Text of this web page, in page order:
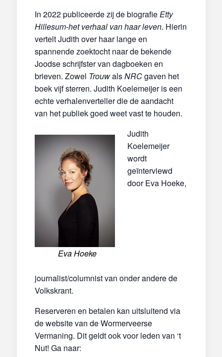
In 2022 publiceerde zij de biografie Etty
Hillesum-het verhaal van haar leven. Hierin
vertelt Judith over haar lange en
spannende zoektocht naar de bekende
Joodse schrijfster van dagboeken en
brieven. Zowel TrouwalsNRCgaven het
boek vijf sterren. Judith Koelemeijer is een
echte verhalenverteller die de aandacht
van het publiek goed weet vast te houden.
Eva Hoeke
Judith
Koelemeijer
wordt
geïnterviewd
door Eva Hoeke,
journalist/columnist van onder andere de
Volkskrant.
Reserveren en betalen kan uitsluitend via
de website van de Wormerveerse
Vermaning. Dit geldt ook voor leden van ‘t
Nut! Ga naar: